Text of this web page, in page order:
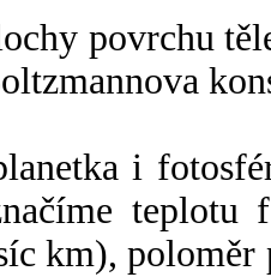
povrchu
i
km),